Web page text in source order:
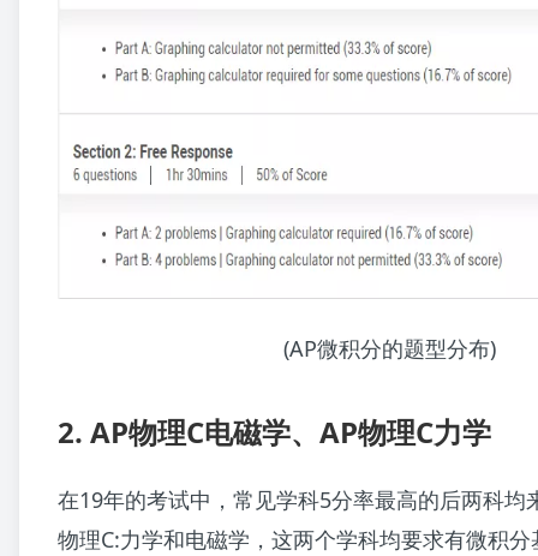
(AP微积分的题型分布)
2. AP物理C电磁学、AP物理C力学
在19年的考试中，常见学科5分率最高的后两科均
物理C:力学和电磁学，这两个学科均要求有微积